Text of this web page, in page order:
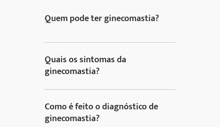
Quem pode ter ginecomastia?
Quais os sintomas da
ginecomastia?
Como é feito o diagnóstico de
ginecomastia?